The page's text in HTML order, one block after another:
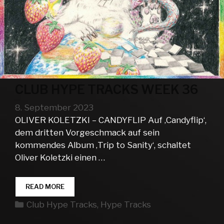
8. September 2023
OLIVER KOLETZKI – CANDYFLIP Auf ‚Candyflip‘,
dem dritten Vorgeschmack auf sein
kommendes Album ‚Trip to Sanity‘, schaltet
Oliver Koletzki einen …
READ MORECLUB
HYPE
TRACKS
Kategorien
Club Hype Tracks, Hype Tracks